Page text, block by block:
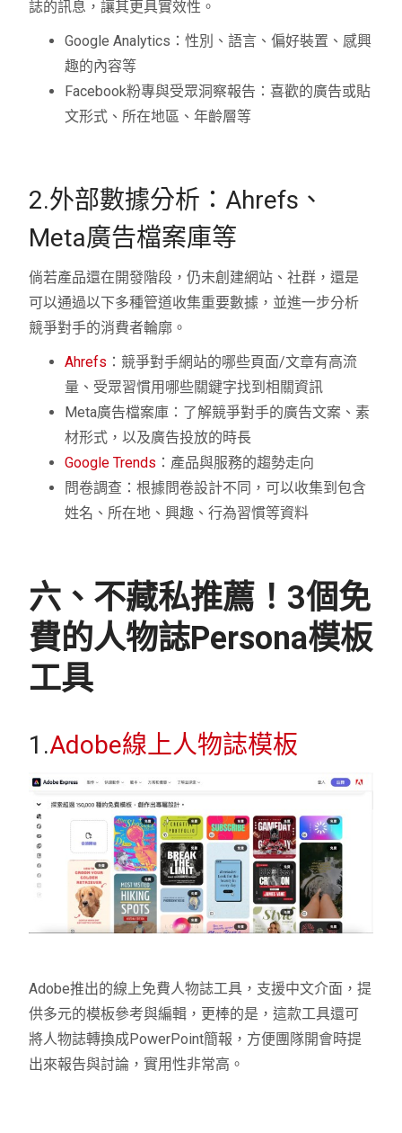
誌的訊息，讓其更具實效性。
Google Analytics：性別、語言、偏好裝置、感興
趣的內容等
Facebook粉專與受眾洞察報告：喜歡的廣告或貼
文形式、所在地區、年齡層等
2.外部數據分析：Ahrefs、
Meta廣告檔案庫等
倘若產品還在開發階段，仍未創建網站、社群，還是
可以通過以下多種管道收集重要數據，並進一步分析
競爭對手的消費者輪廓。
Ahrefs ：競爭對手網站的哪些頁面/文章有高流
量、受眾習慣用哪些關鍵字找到相關資訊
Meta廣告檔案庫：了解競爭對手的廣告文案、素
材形式，以及廣告投放的時長
Google Trends ：產品與服務的趨勢走向
問卷調查：根據問卷設計不同，可以收集到包含
姓名、所在地、興趣、行為習慣等資料
六、不藏私推薦！3個免
費的人物誌Persona模板
工具
1.Adobe線上人物誌模板
Adobe推出的線上免費人物誌工具，支援中文介面，提
供多元的模板參考與編輯，更棒的是，這款工具還可
將人物誌轉換成PowerPoint簡報，方便團隊開會時提
出來報告與討論，實用性非常高。